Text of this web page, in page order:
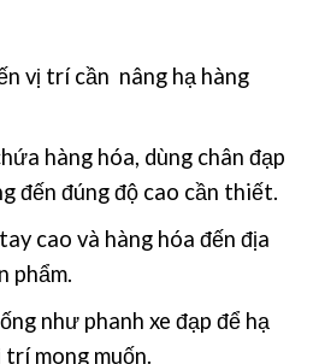
vị trí cần nâng hạ hàng
hàng hóa, dùng chân đạp
đến đúng độ cao cần thiết.
cao và hàng hóa đến địa
phẩm.
như phanh xe đạp để hạ
trí mong muốn.